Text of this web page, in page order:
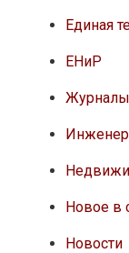
Единая
ЕНиР
Журналы
Новое в
Новости